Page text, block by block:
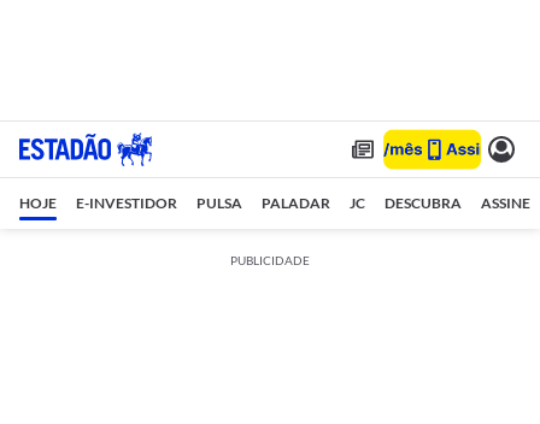
HOJE E-INVESTIDOR PULSA PALADAR JC DESCUBRA ASSINE
PUBLICIDADE